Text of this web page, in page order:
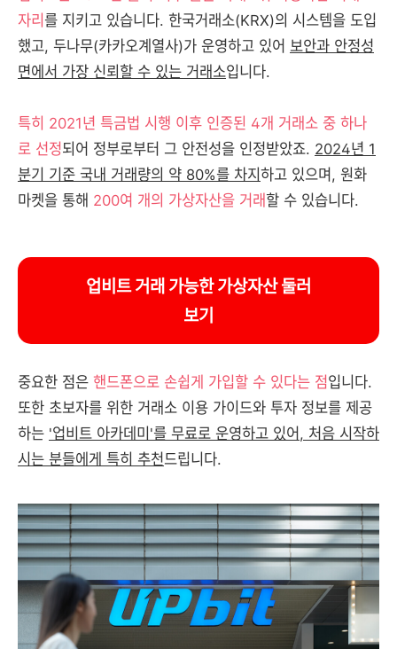
자리 를 지키고 있습니다. 한국거래소(KRX)의 시스템을 도입
했고, 두나무(카카오계열사)가 운영하고 있어 보안과 안정성
면에서 가장 신뢰할 수 있는 거래소입니다.
특히 2021년 특금법 시행 이후 인증된 4개 거래소 중 하나
로 선정되어 정부로부터 그 안전성을 인정받았죠. 2024년 1
분기 기준 국내 거래량의 약 80%를 차지 하고 있으며, 원화
마켓을 통해 200여 개의 가상자산을 거래할 수 있습니다.
업비트 거래 가능한 가상자산 둘러
보기
중요한 점은 핸드폰으로 손쉽게 가입할 수 있다는 점입니다.
또한 초보자를 위한 거래소 이용 가이드와 투자 정보를 제공
하는 '업비트 아카데미'를 무료로 운영하고 있어, 처음 시작하
시는 분들에게 특히 추천드립니다.